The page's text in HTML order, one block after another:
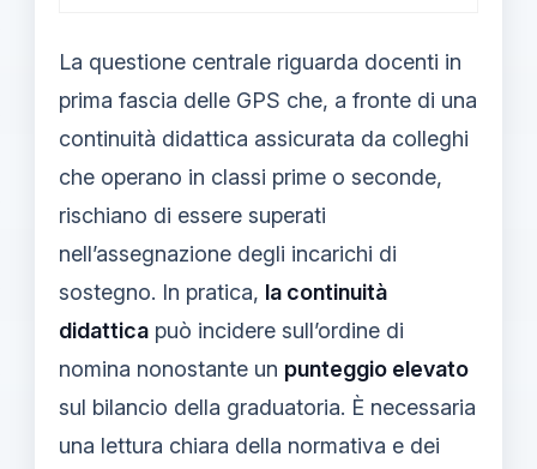
La questione centrale riguarda docenti in
prima fascia delle GPS che, a fronte di una
continuità didattica assicurata da colleghi
che operano in classi prime o seconde,
rischiano di essere superati
nell’assegnazione degli incarichi di
sostegno. In pratica, la continuità
didattica può incidere sull’ordine di
nomina nonostante un punteggio elevato
sul bilancio della graduatoria. È necessaria
una lettura chiara della normativa e dei